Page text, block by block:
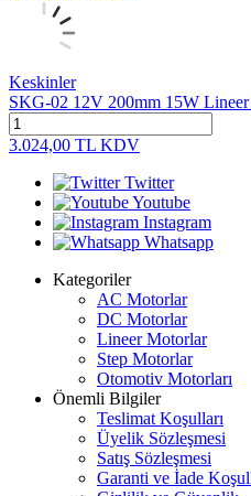
Keskinler
SKG-02 12V 200mm 15W
3.024,00 TL KDV
Twitter
Youtube
Instagram
Whatsapp
Kategoriler
AC Motorlar
DC Motorlar
Lineer Motorlar
Step Motorlar
Otomotiv Motorları
Önemli Bilgiler
Teslimat Koşulları
Üyelik Sözleşmesi
Satış Sözleşmesi
Garanti ve İade